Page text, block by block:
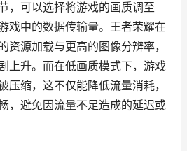
，可以选择将游戏的画质调至
戏中的数据传输量。王者荣耀在
资源加载与更高的图像分辨率，
上升。而在低画质模式下，游戏
压缩，这不仅能降低流量消耗，
，避免因流量不足造成的延迟或